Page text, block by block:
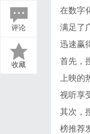
评论
收藏
在数字
满足了
迅速赢
首先，
上映
视听享
其次，
榜推荐